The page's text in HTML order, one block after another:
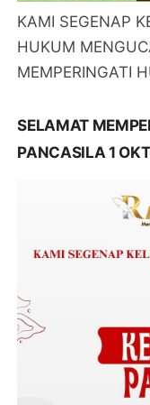
KAMI SEGENAP
HUKUM
MEMPERINGATI
SELAMAT
PANCASILA 1